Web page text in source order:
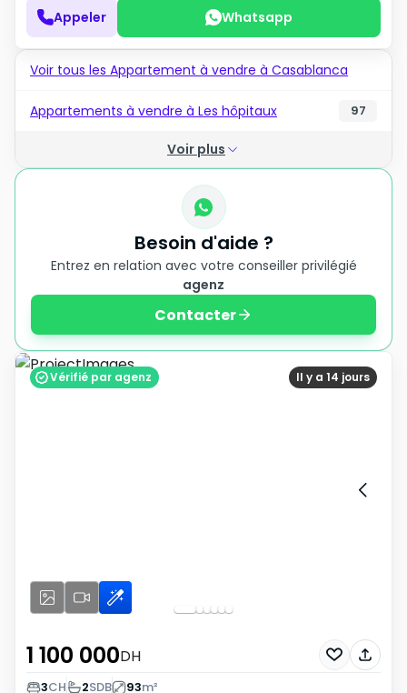
Appeler Whatsapp
Voir tous les Appartement à vendre à Casablanca
Appartements à vendre à Les hôpitaux 97
Voir plus
Besoin d'aide ?
Entrez en relation avec votre conseiller privilégié
agenz
Contacter
Il y a 14 jours
Vérifié par agenz
1 100 000DH
3CH 2SDB 93m²